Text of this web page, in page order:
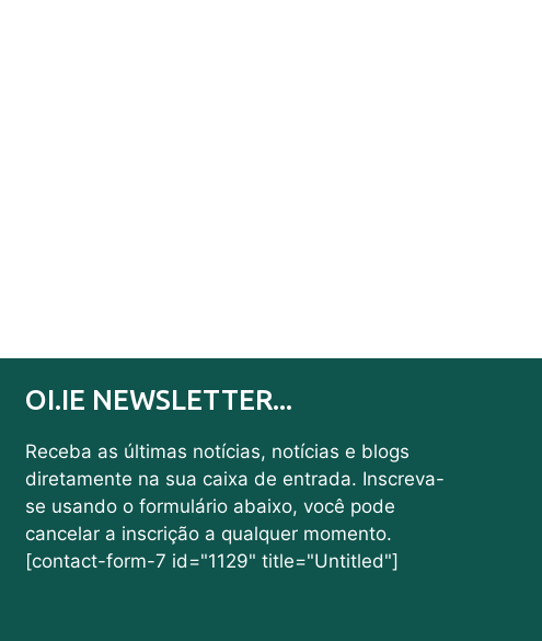
OI.IE NEWSLETTER...
Receba as últimas notícias, notícias e blogs
diretamente na sua caixa de entrada. Inscreva-
se usando o formulário abaixo, você pode
cancelar a inscrição a qualquer momento.
[contact-form-7 id="1129" title="Untitled"]